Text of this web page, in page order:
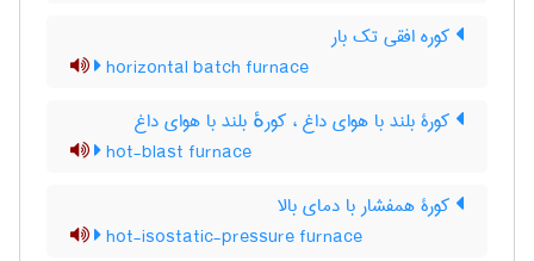
کوره افقی تک بار
horizontal batch furnace
کورۀ بلند با هوای داغ ، کورهٔ بلند با هوای داغ
hot-blast furnace
کورۀ همفشار با دمای بالا
hot-isostatic-pressure furnace